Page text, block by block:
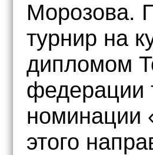
Морозова.
турнир на
дипломом
федерации
номинации
этого